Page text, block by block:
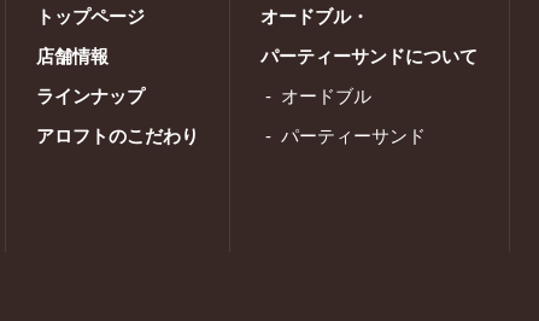
トップページ
店舗情報
ラインナップ
アロフトのこだわり
オードブル・
パーティーサンドについて
オードブル
パーティーサンド